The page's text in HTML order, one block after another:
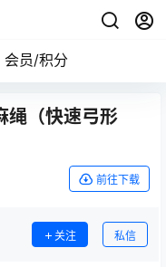
会员/积分
绳（快速弓形
前往下载
关注 私信